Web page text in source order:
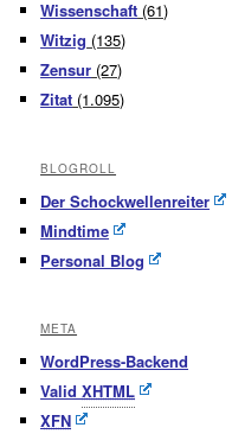
Wissenschaft (61)
Witzig (135)
Zensur (27)
Zitat (1.095)
BLOGROLL
Der Schockwellenreiter
Mindtime
Personal Blog
META
WordPress-Backend
ValidXHTML
XFN